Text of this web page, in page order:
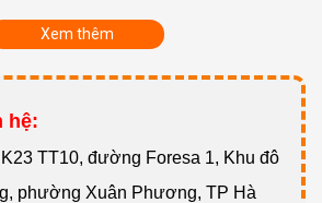
sinh giá rẻ, uy tín nhất
Xem thêm
hệ:
K23 TT10, đường Foresa 1, Khu đô
phường Xuân Phương, TP Hà